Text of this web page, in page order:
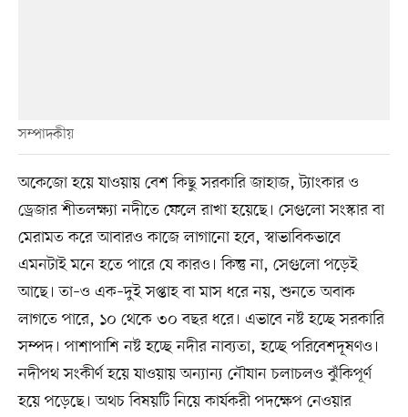
সম্পাদকীয়
অকেজো হয়ে যাওয়ায় বেশ কিছু সরকারি জাহাজ, ট্যাংকার ও
ড্রেজার শীতলক্ষ্যা নদীতে ফেলে রাখা হয়েছে। সেগুলো সংস্কার বা
মেরামত করে আবারও কাজে লাগানো হবে, স্বাভাবিকভাবে
এমনটাই মনে হতে পারে যে কারও। কিন্তু না, সেগুলো পড়েই
আছে। তা–ও এক–দুই সপ্তাহ বা মাস ধরে নয়, শুনতে অবাক
লাগতে পারে, ১০ থেকে ৩০ বছর ধরে। এভাবে নষ্ট হচ্ছে সরকারি
সম্পদ। পাশাপাশি নষ্ট হচ্ছে নদীর নাব্যতা, হচ্ছে পরিবেশদূষণও।
নদীপথ সংকীর্ণ হয়ে যাওয়ায় অন্যান্য নৌযান চলাচলও ঝুঁকিপূর্ণ
হয়ে পড়েছে। অথচ বিষয়টি নিয়ে কার্যকরী পদক্ষেপ নেওয়ার